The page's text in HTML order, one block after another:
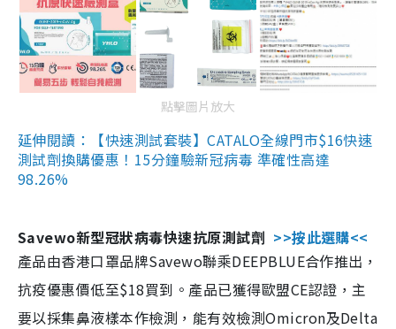
點擊圖片放大
延伸閱讀：【快速測試套裝】CATALO全線門市$16快速
測試劑換購優惠！15分鐘驗新冠病毒 準確性高達
98.26%
Savewo新型冠狀病毒快速抗原測試劑 >>按此選購<<
產品由香港口罩品牌Savewo聯乘DEEPBLUE合作推出，
抗疫優惠價低至$18買到。產品已獲得歐盟CE認證，主
要以採集鼻液樣本作檢測，能有效檢測Omicron及Delta